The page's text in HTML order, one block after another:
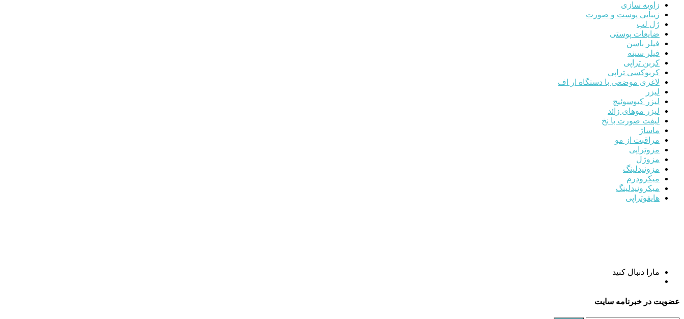
زاویه سازی
زیبایی پوست و صورت
ژل لب
ضایعات پوستی
فیلر باسن
فیلر سینه
کربن تراپی
کربوکسی تراپی
لاغری موضعی با دستگاه ار اف
لیزر
لیزر کیوسوئیچ
لیزر موهای زائد
لیفت صورت با نخ
ماساژ
مراقبت از مو
مزوتراپی
مزوژل
مزونیدلینگ
میکرودرم
میکرونیدلینگ
هایفوتراپی
مارا دنبال کنید
عضویت در خبرنامه سایت